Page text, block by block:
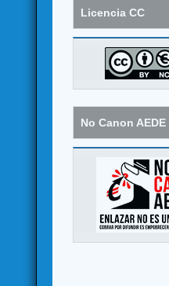
Licencia CC
No Canon AEDE